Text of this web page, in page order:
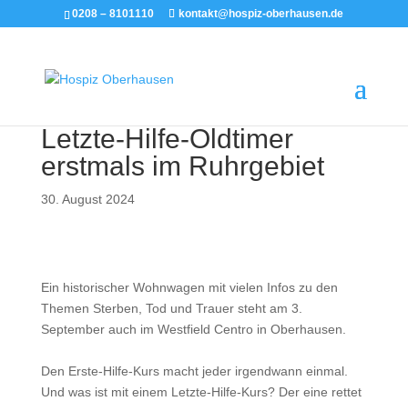
0208 – 8101110 kontakt@hospiz-oberhausen.de
Letzte-Hilfe-Oldtimer
erstmals im Ruhrgebiet
30. August 2024
Ein historischer Wohnwagen mit vielen Infos zu den
Themen Sterben, Tod und Trauer steht am 3.
September auch im Westfield Centro in Oberhausen.
Den Erste-Hilfe-Kurs macht jeder irgendwann einmal.
Und was ist mit einem Letzte-Hilfe-Kurs? Der eine rettet